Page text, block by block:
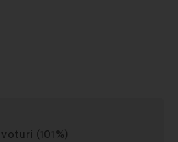
(101%)